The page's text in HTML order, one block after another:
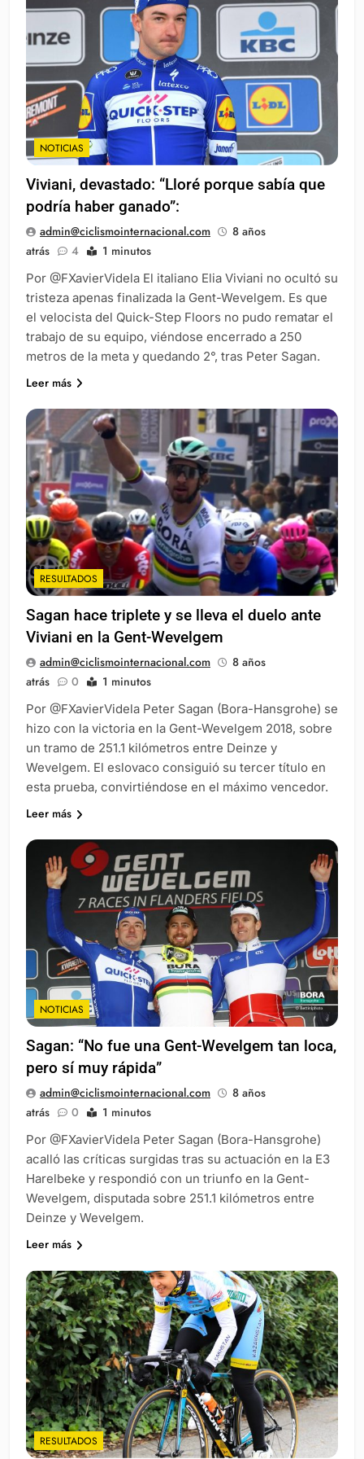
NOTICIAS
Viviani, devastado: “Lloré porque sabía que
podría haber ganado”:
admin@ciclismointernacional.com
8 años
atrás
4 1 minutos
Por @FXavierVidela El italiano Elia Viviani no ocultó su
tristeza apenas finalizada la Gent-Wevelgem. Es que
el velocista del Quick-Step Floors no pudo rematar el
trabajo de su equipo, viéndose encerrado a 250
metros de la meta y quedando 2°, tras Peter Sagan.
Leer más
RESULTADOS
Sagan hace triplete y se lleva el duelo ante
Viviani en la Gent-Wevelgem
admin@ciclismointernacional.com
8 años
atrás
0 1 minutos
Por @FXavierVidela Peter Sagan (Bora-Hansgrohe) se
hizo con la victoria en la Gent-Wevelgem 2018, sobre
un tramo de 251.1 kilómetros entre Deinze y
Wevelgem. El eslovaco consiguió su tercer título en
esta prueba, convirtiéndose en el máximo vencedor.
Leer más
NOTICIAS
Sagan: “No fue una Gent-Wevelgem tan loca,
pero sí muy rápida”
admin@ciclismointernacional.com
8 años
atrás
0 1 minutos
Por @FXavierVidela Peter Sagan (Bora-Hansgrohe)
acalló las críticas surgidas tras su actuación en la E3
Harelbeke y respondió con un triunfo en la Gent-
Wevelgem, disputada sobre 251.1 kilómetros entre
Deinze y Wevelgem.
Leer más
RESULTADOS